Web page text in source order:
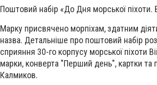
Поштовий набір «До Дня морської піхоти.
Марку присвячено морпіхам, здатним
назва. Детальніше про поштовий набір
сприяння 30-го корпусу морської піхоти
марки, конверта "Перший день", картки
Калмиков.